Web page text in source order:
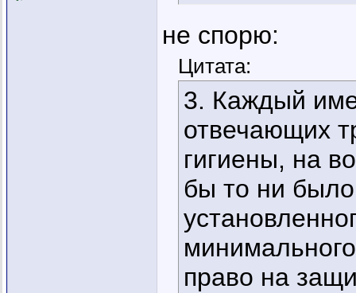
не спорю:
Цитата:
3. Каждый
отвечающих
гигиены, на
бы то ни
право на